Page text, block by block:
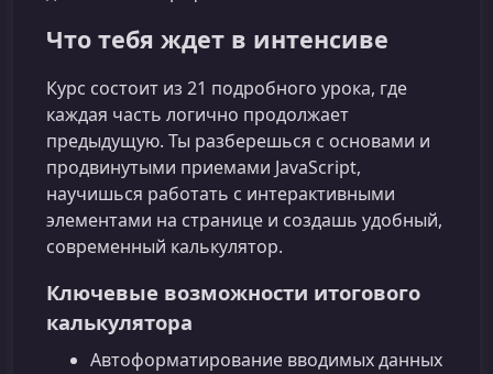
Что тебя ждет в интенсиве
Курс состоит из 21 подробного урока, где
каждая часть логично продолжает
предыдущую. Ты разберешься с основами и
продвинутыми приемами JavaScript,
научишься работать с интерактивными
элементами на странице и создашь удобный,
современный калькулятор.
Ключевые возможности итогового
калькулятора
Автоформатирование вводимых данных